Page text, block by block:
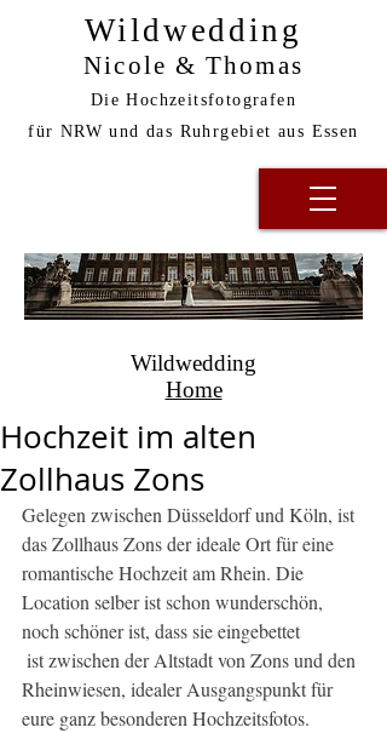
Wildwedding
Nicole & Thomas
Die Hochzeitsfotografen
für NRW und das Ruhrgebiet aus Essen
Wildwedding
Home
Hochzeit im alten
Zollhaus Zons
Gelegen zwischen Düsseldorf und Köln, ist
das Zollhaus Zons der ideale Ort für eine
romantische Hochzeit am Rhein. Die
Location selber ist schon wunderschön,
noch schöner ist, dass sie eingebettet
Rheinwiesen, idealer Ausgangspunkt für
eure ganz besonderen Hochzeitsfotos.